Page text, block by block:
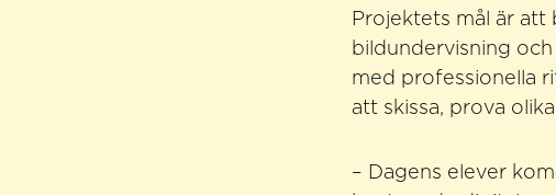
Projektets mål är
bildundervisning
med professionella
att skissa, prova
– Dagens elever